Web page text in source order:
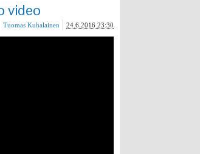
video
24.6.2016 23:30
Tuomas Kuhalainen